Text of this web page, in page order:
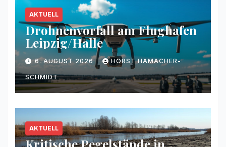
AKTUELL
Drohnenvorfall am Flughafen
Leipzig/Halle
6. AUGUST 2026 HORST HAMACHER-
SCHMIDT
AKTUELL